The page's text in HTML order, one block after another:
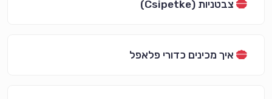
צבטניות (Csipetke)
איך מכינים כדורי פלאפל